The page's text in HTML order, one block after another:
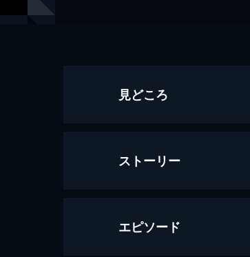
見どころ
ストーリー
エピソード